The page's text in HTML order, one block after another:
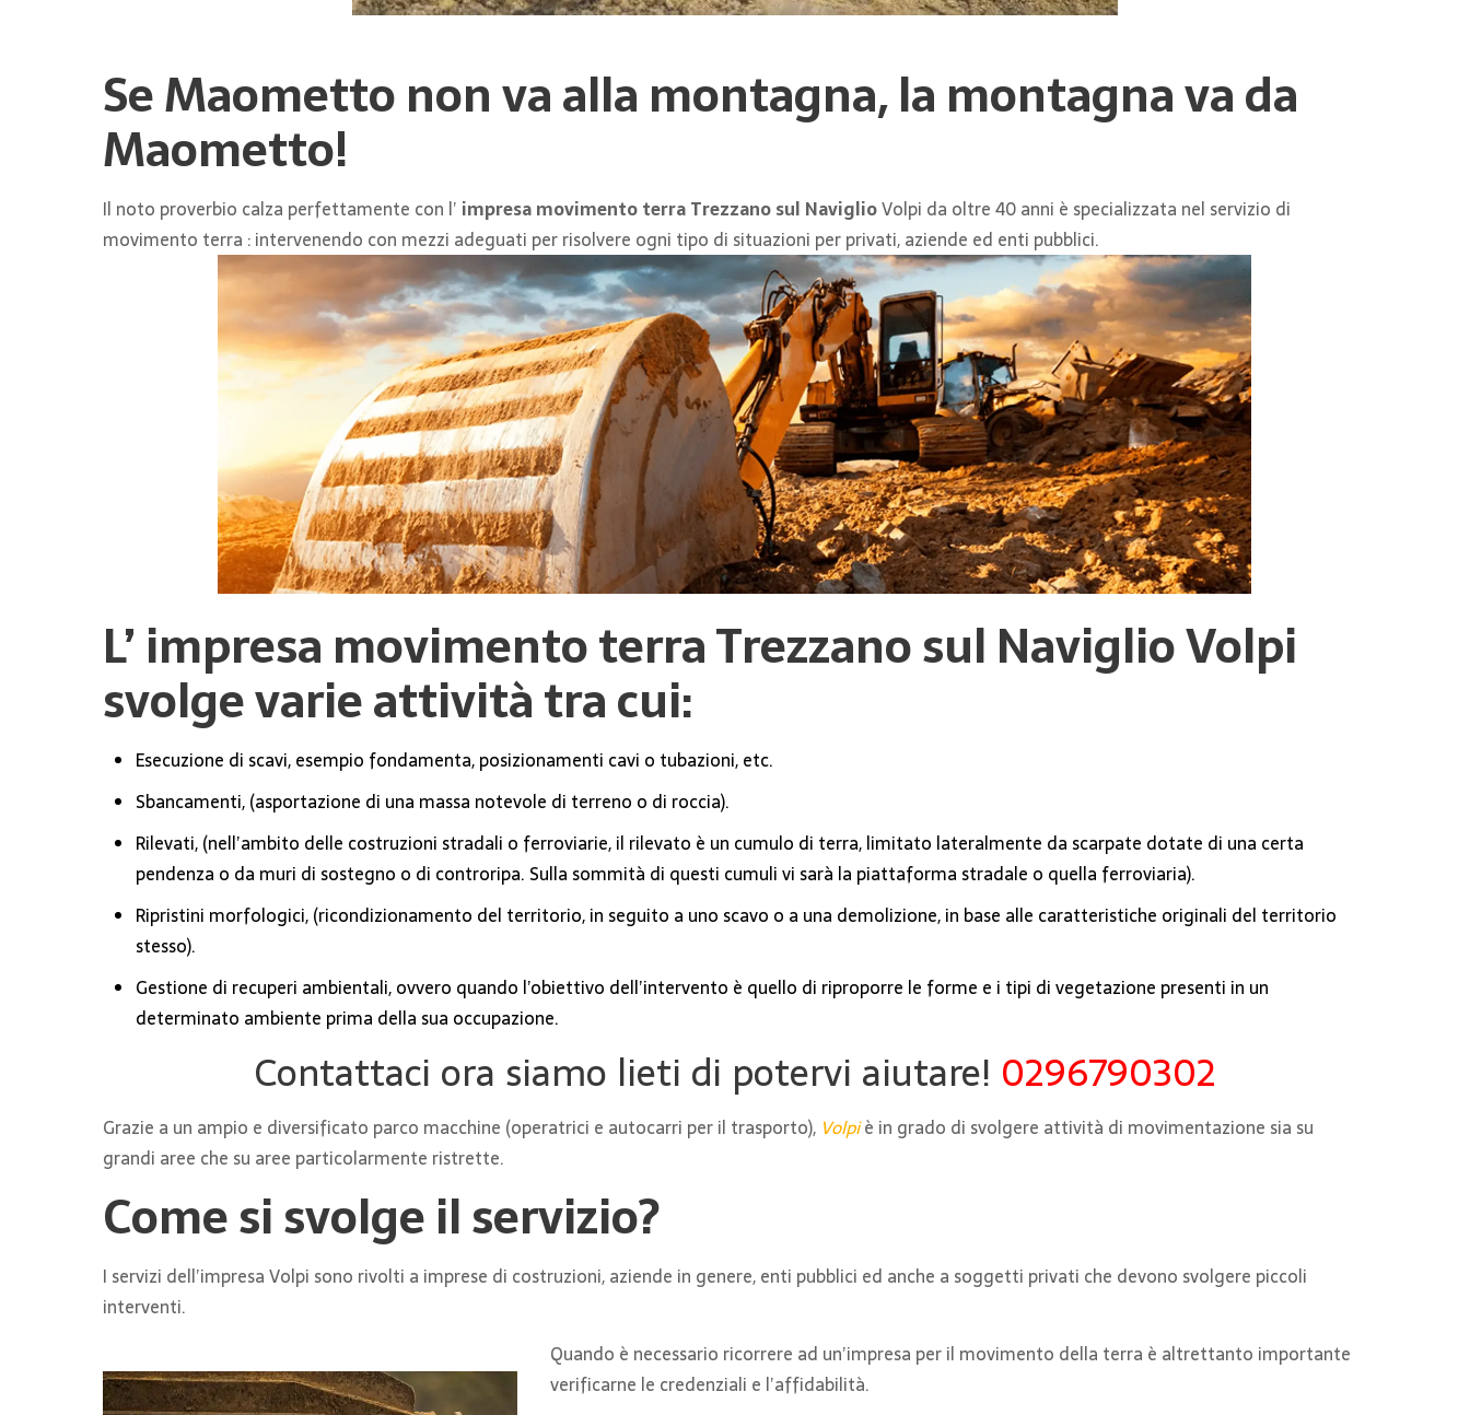
Se Maometto non va alla montagna, la montagna va da
Maometto!
Il noto proverbio calza perfettamente con l’ impresa movimento terra Trezzano sul NaviglioVolpi da oltre 40 anni è specializzata nel servizio di
movimento terra : intervenendo con mezzi adeguati per risolvere ogni tipo di situazioni per privati, aziende ed enti pubblici.
L’ impresa movimento terra Trezzano sul NaviglioVolpi
svolge varie attività tra cui:
Esecuzione di scavi, esempio fondamenta, posizionamenti cavi o tubazioni, etc.
Sbancamenti, (asportazione di una massa notevole di terreno o di roccia).
Rilevati, (nell’ambito delle costruzioni stradali o ferroviarie, il rilevato è un cumulo di terra, limitato lateralmente da scarpate dotate di una certa
pendenza o da muri di sostegno o di controripa. Sulla sommità di questi cumuli vi sarà la piattaforma stradale o quella ferroviaria).
Ripristini morfologici, (ricondizionamento del territorio, in seguito a uno scavo o a una demolizione, in base alle caratteristiche originali del territorio
stesso).
Gestione di recuperi ambientali, ovvero quando l’obiettivo dell’intervento è quello di riproporre le forme e i tipi di vegetazione presenti in un
determinato ambiente prima della sua occupazione.
Contattaci ora siamo lieti di potervi aiutare! 0296790302
Grazie a un ampio e diversificato parco macchine (operatrici e autocarri per il trasporto), Volpiè in grado di svolgere attività di movimentazione sia su
grandi aree che su aree particolarmente ristrette.
Come si svolge il servizio?
I servizi dell’impresa Volpi sono rivolti a imprese di costruzioni, aziende in genere, enti pubblici ed anche a soggetti privati che devono svolgere piccoli
interventi.
Quando è necessario ricorrere ad un’impresa per il movimento della terra è altrettanto importante
verificarne le credenziali e l’affidabilità.